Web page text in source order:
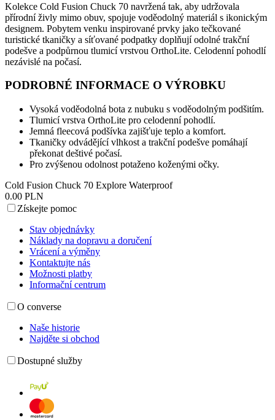
Kolekce Cold Fusion Chuck 70 navržená tak, aby udržovala
přírodní živly mimo obuv, spojuje voděodolný materiál s ikonickým
designem. Pobytem venku inspirované prvky jako tečkované
turistické tkaničky a síťované podpatky doplňují odolné trakční
podešve a podpůrnou tlumicí vrstvou OrthoLite. Celodenní pohodlí
nezávislé na počasí.
PODROBNÉ INFORMACE O VÝROBKU
Vysoká voděodolná bota z nubuku s voděodolným podšitím.
Tlumicí vrstva OrthoLite pro celodenní pohodlí.
Jemná fleecová podšívka zajišťuje teplo a komfort.
Tkaničky odvádějící vlhkost a trakční podešve pomáhají
překonat deštivé počasí.
Pro zvýšenou odolnost potaženo koženými očky.
Cold Fusion Chuck 70 Explore Waterproof
0.00 PLN
Získejte pomoc
Stav objednávky
Náklady na dopravu a doručení
Vrácení a výměny
Kontaktujte nás
Možnosti platby
Informační centrum
O converse
Naše historie
Najděte si obchod
Dostupné služby